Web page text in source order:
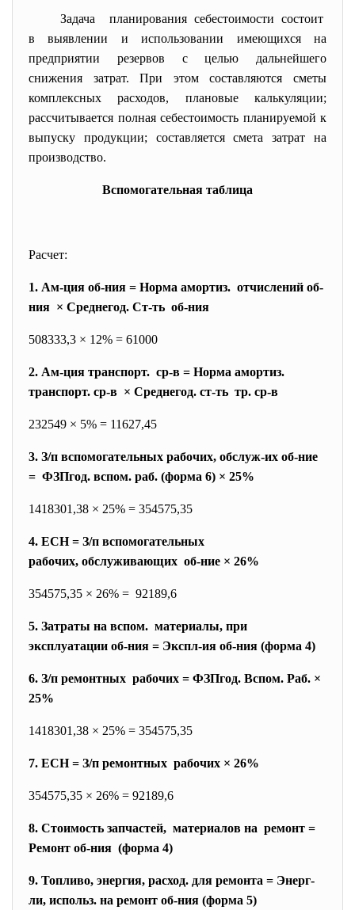
Задача планирования себестоимости состоит
в выявлении и использовании имеющихся на
предприятии резервов с целью дальнейшего
снижения затрат. При этом составляются сметы
комплексных расходов, плановые калькуляции;
рассчитывается полная себестоимость планируемой к
выпуску продукции; составляется смета затрат на
производство.
Вспомогательная таблица
Расчет:
1. Ам-ция об-ния = Норма амортиз. отчислений об-
ния × Среднегод. Ст-ть об-ния
508333,3 × 12% = 61000
2. Ам-ция транспорт. ср-в = Норма амортиз.
транспорт. ср-в × Среднегод. ст-ть тр. ср-в
232549 × 5% = 11627,45
3. З/п вспомогательных рабочих, обслуж-их об-ние
= ФЗПгод. вспом. раб. (форма 6) × 25%
1418301,38 × 25% = 354575,35
4. ЕСН = З/п вспомогательных
рабочих, обслуживающих об-ние × 26%
354575,35 × 26% = 92189,6
5. Затраты на вспом. материалы, при
эксплуатации об-ния = Экспл-ия об-ния (форма 4)
6. З/п ремонтных рабочих = ФЗПгод. Вспом. Раб. ×
25%
1418301,38 × 25% = 354575,35
7. ЕСН = З/п ремонтных рабочих × 26%
354575,35 × 26% = 92189,6
8. Стоимость запчастей, материалов на ремонт =
Ремонт об-ния (форма 4)
9. Топливо, энергия, расход. для ремонта = Энерг-
ли, использ. на ремонт об-ния (форма 5)